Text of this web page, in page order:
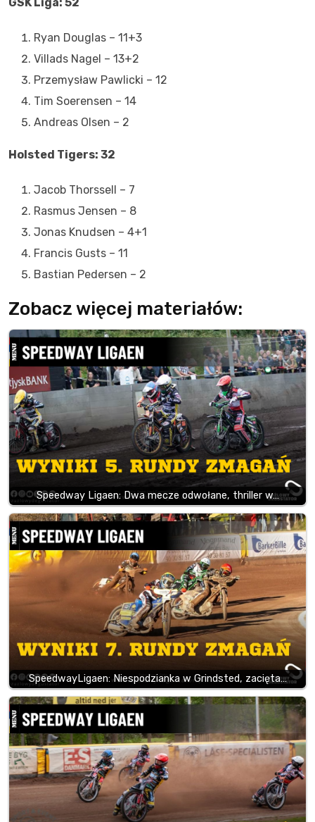
GSK Liga: 52
Ryan Douglas – 11+3
Villads Nagel – 13+2
Przemysław Pawlicki – 12
Tim Soerensen – 14
Andreas Olsen – 2
Holsted Tigers: 32
Jacob Thorssell – 7
Rasmus Jensen – 8
Jonas Knudsen – 4+1
Francis Gusts – 11
Bastian Pedersen – 2
Zobacz więcej materiałów:
Speedway Ligaen: Dwa mecze odwołane, thriller w…
SpeedwayLigaen: Niespodzianka w Grindsted, zacięta…